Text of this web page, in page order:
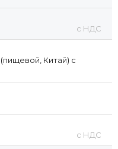
с НДС
Китай) с
с НДС